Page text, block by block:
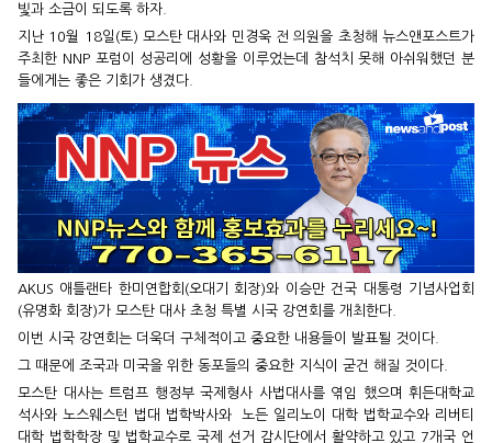
빛과 소금이 되도록 하자.
지난 10월 18일(토) 모스탄 대사와 민경욱 전 의원을 초청해 뉴스앤포스트가
주최한 NNP 포럼이 성공리에 성황을 이루었는데 참석치 못해 아쉬워했던 분
들에게는 좋은 기회가 생겼다.
AKUS 애틀랜타 한미연합회(오대기 회장)와 이승만 건국 대통령 기념사업회
(유명화 회장)가 모스탄 대사 초청 특별 시국 강연회를 개최한다.
이번 시국 강연회는 더욱더 구체적이고 중요한 내용들이 발표될 것이다.
그 때문에 조국과 미국을 위한 동포들의 중요한 지식이 굳건 해질 것이다.
모스탄 대사는 트럼프 행정부 국제형사 사법대사를 엮임 했으며 휘든대학교
석사와 노스웨스턴 법대 법학박사와 노든 일리노이 대학 법학교수와 리버티
대학 법학학장 및 법학교수로 국제 선거 감시단에서 활약하고 있고 7개국 언